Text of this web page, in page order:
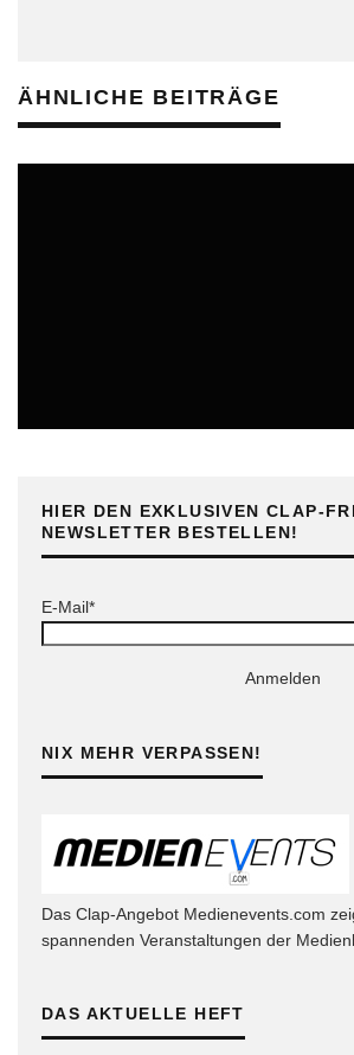
ÄHNLICHE BEITRÄGE
HIER DEN EXKLUSIVEN CLAP-
NEWSLETTER BESTELLEN!
E-Mail*
Anmelden
NIX MEHR VERPASSEN!
Das Clap-Angebot Medienevents.com
spannenden Veranstaltungen der
DAS AKTUELLE HEFT